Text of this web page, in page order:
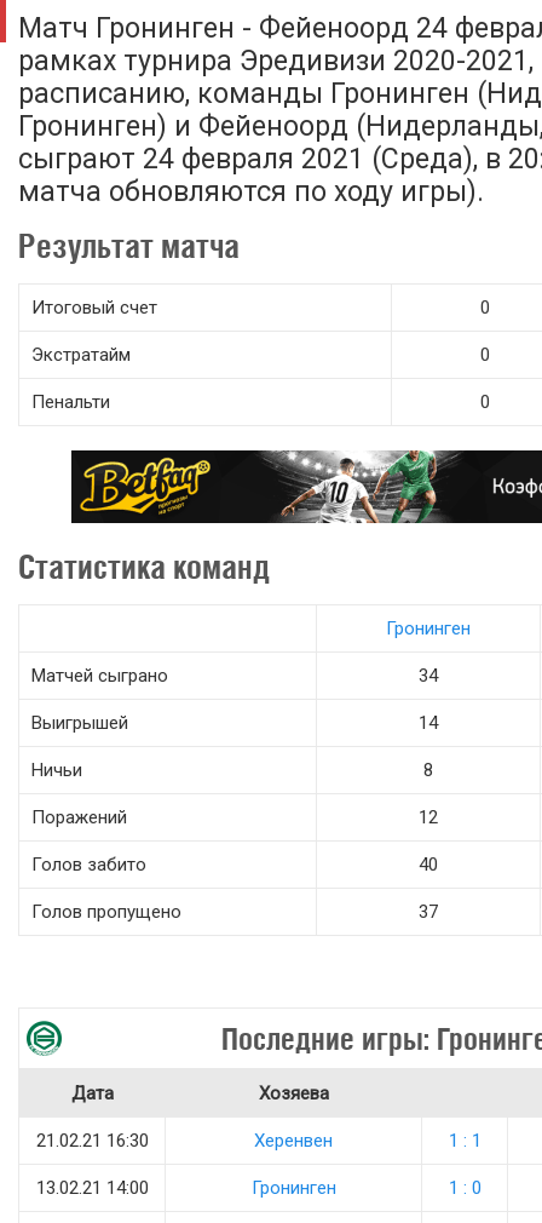
Матч Гронинген - Фейеноорд 24
рамках турнира Эредивизи 2020-2021,
расписанию, команды Гронинген
Гронинген) и Фейеноорд
сыграют 24 февраля 2021 (Среда), в
матча обновляются по ходу игры).
Результат матча
Итоговый счет 0
Экстратайм 0
Пенальти 0
Статистика команд
Гронинген
Матчей сыграно 34
Выигрышей 14
Ничьи 8
Поражений 12
Голов забито 40
Голов пропущено 37
Последние игры:
Дата Хозяева
21.02.21 16:30 Херенвен 1 : 1
13.02.21 14:00 Гронинген 1 : 0